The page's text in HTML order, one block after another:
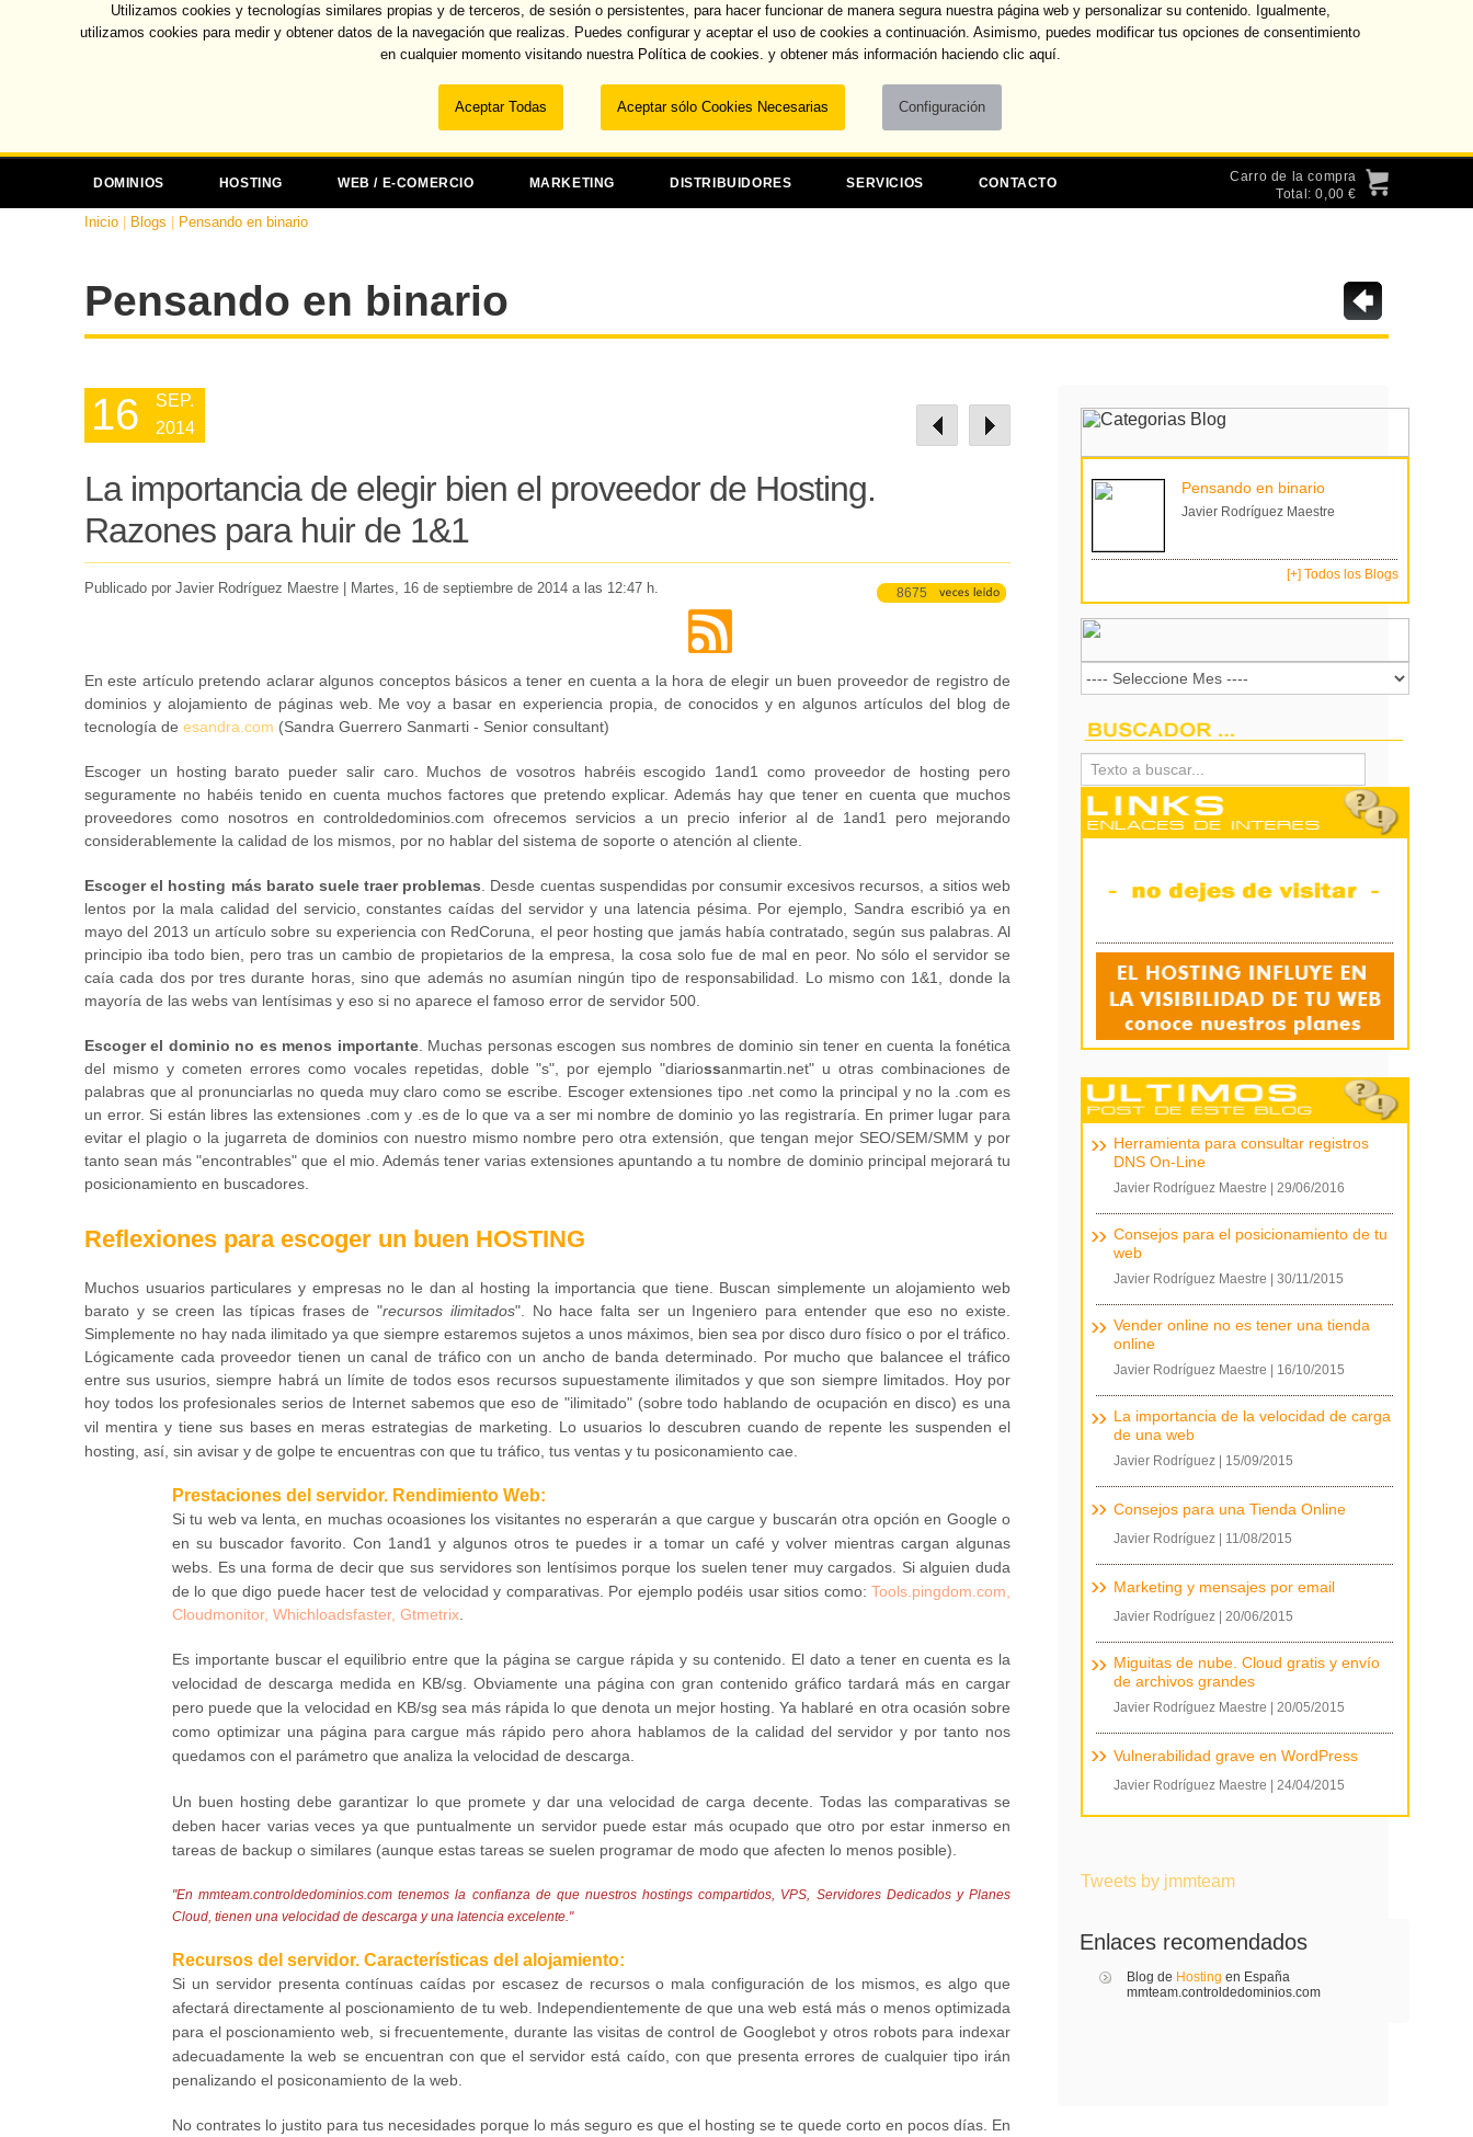
Utilizamos cookies y tecnologías similares propias y de terceros, de sesión o persistentes, para hacer funcionar de manera segura nuestra página web y personalizar su contenido. Igualmente,
utilizamos cookies para medir y obtener datos de la navegación que realizas. Puedes configurar y aceptar el uso de cookies a continuación. Asimismo, puedes modificar tus opciones de consentimiento
en cualquier momento visitando nuestra Política de cookies. y obtener más información haciendo clic aquí.
Recuperar contraseña
DOMINIOS HOSTING WEB / E-COMERCIO MARKETING DISTRIBUIDORES SERVICIOS CONTACTO
Carro de la compra
Total: 0,00 €
Inicio Blogs Pensando en binario
Pensando en binario
16
SEP.
2014
La importancia de elegir bien el proveedor de Hosting.
Razones para huir de 1&1
Publicado por Javier Rodríguez Maestre | Martes, 16 de septiembre de 2014 a las 12:47 h. 8675
En este artículo pretendo aclarar algunos conceptos básicos a tener en cuenta a la hora de elegir un buen proveedor de registro de
dominios y alojamiento de páginas web. Me voy a basar en experiencia propia, de conocidos y en algunos artículos del blog de
tecnología de esandra.com (Sandra Guerrero Sanmarti - Senior consultant)
Escoger un hosting barato pueder salir caro. Muchos de vosotros habréis escogido 1and1 como proveedor de hosting pero
seguramente no habéis tenido en cuenta muchos factores que pretendo explicar. Además hay que tener en cuenta que muchos
proveedores como nosotros en controldedominios.com ofrecemos servicios a un precio inferior al de 1and1 pero mejorando
considerablemente la calidad de los mismos, por no hablar del sistema de soporte o atención al cliente.
Escoger el hosting más barato suele traer problemas . Desde cuentas suspendidas por consumir excesivos recursos, a sitios web
lentos por la mala calidad del servicio, constantes caídas del servidor y una latencia pésima. Por ejemplo, Sandra escribió ya en
mayo del 2013 un artículo sobre su experiencia con RedCoruna, el peor hosting que jamás había contratado, según sus palabras. Al
principio iba todo bien, pero tras un cambio de propietarios de la empresa, la cosa solo fue de mal en peor. No sólo el servidor se
caía cada dos por tres durante horas, sino que además no asumían ningún tipo de responsabilidad. Lo mismo con 1&1, donde la
mayoría de las webs van lentísimas y eso si no aparece el famoso error de servidor 500.
Escoger el dominio no es menos importante. Muchas personas escogen sus nombres de dominio sin tener en cuenta la fonética
del mismo y cometen errores como vocales repetidas, doble "s", por ejemplo "diariossanmartin.net" u otras combinaciones de
palabras que al pronunciarlas no queda muy claro como se escribe. Escoger extensiones tipo .net como la principal y no la .com es
un error. Si están libres las extensiones .com y .es de lo que va a ser mi nombre de dominio yo las registraría. En primer lugar para
evitar el plagio o la jugarreta de dominios con nuestro mismo nombre pero otra extensión, que tengan mejor SEO/SEM/SMM y por
tanto sean más "encontrables" que el mio. Además tener varias extensiones apuntando a tu nombre de dominio principal mejorará tu
posicionamiento en buscadores.
Reflexiones para escoger un buen HOSTING
Muchos usuarios particulares y empresas no le danal hosting la importancia que tiene. Buscan simplemente un alojamiento web
barato y se creen las típicas frases de "recursos ilimitados". No hace falta ser un Ingeniero para entender que eso no existe.
Simplemente no hay nada ilimitado ya que siempre estaremos sujetos a unos máximos, bien sea por disco duro físico o por el tráfico.
Lógicamente cada proveedor tienen un canal de tráfico con un ancho de banda determinado. Por mucho que balancee el tráfico
entre sus usurios, siempre habrá un límite de todos esos recursos supuestamente ilimitados y que son siempre limitados. Hoy por
hoy todos los profesionales serios de Internet sabemos que eso de "ilimitado" (sobre todo hablando de ocupación en disco) es una
vil mentira y tiene sus bases en meras estrategias de marketing. Lo usuarios lo descubren cuando de repente les suspenden el
hosting, así, sin avisar y de golpe te encuentras con que tu tráfico, tus ventas y tu posiconamiento cae.
Prestaciones del servidor. Rendimiento Web:
Si tu web va lenta, en muchas ocoasiones los visitantes no esperarán a que cargue y buscarán otra opción en Google o
en su buscador favorito. Con 1and1 y algunos otros te puedes ir a tomar un café y volver mientras cargan algunas
webs. Es una forma de decir que sus servidores son lentísimos porque los suelen tener muy cargados. Si alguien duda
de lo que digo puede hacer test de velocidad y comparativas. Por ejemplo podéis usar sitios como: Tools.pingdom.com
Cloudmonitor, Whichloadsfaster, Gtmetrix
Es importante buscar el equilibrio entre que la página se cargue rápida y su contenido. El dato a tener en cuenta es la
velocidad de descarga medida en KB/sg. Obviamente una página con gran contenido gráfico tardará más en cargar
pero puede que la velocidad en KB/sg sea más rápida lo que denota un mejor hosting. Ya hablaré en otra ocasión sobre
como optimizar una página para cargue más rápido pero ahora hablamos de la calidad del servidor y por tanto nos
quedamos con el parámetro que analiza la velocidad de descarga.
Un buen hosting debe garantizar lo que promete y dar una velocidad de carga decente. Todas las comparativas se
deben hacer varias veces ya que puntualmente un servidor puede estar más ocupado que otro por estar inmerso en
tareas de backup o similares (aunque estas tareas se suelen programar de modo que afecten lo menos posible).
"En mmteam.controldedominios.com tenemos la confianza de que nuestros hostings compartidos, VPS, Servidores Dedicados y Planes
Cloud, tienen una velocidad de descarga y una latencia excelente."
Recursos del servidor. Características del alojamiento:
Si un servidor presenta contínuas caídas por escasez de recursos o mala configuración de los mismos, es algo que
afectará directamente al poscionamiento de tu web. Independientemente de que una web está más o menos optimizada
para el poscionamiento web, si frecuentemente, durante las visitas de control de Googlebot y otros robots para indexar
adecuadamente la web se encuentran con que el servidor está caído, con que presenta errores de cualquier tipo irán
penalizando el posiconamiento de la web.
No contrates lo justito para tus necesidades porque lo más seguro es que el hosting se te quede corto en pocos días. En
Pensando en binario
Javier Rodríguez Maestre
[+] Todos los Blogs
Herramienta para consultar registros
DNS On-Line
Javier Rodríguez Maestre 29/06/2016
Consejos para el posicionamiento de tu
web
Javier Rodríguez Maestre 30/11/2015
Vender online no es tener una tienda
online
Javier Rodríguez Maestre 16/10/2015
La importancia de la velocidad de carga
de una web
Javier Rodríguez 15/09/2015
Consejos para una Tienda Online
Javier Rodríguez 11/08/2015
Marketing y mensajes por email
Javier Rodríguez 20/06/2015
Miguitas de nube. Cloud gratis y envío
de archivos grandes
Javier Rodríguez Maestre 20/05/2015
Vulnerabilidad grave en WordPress
Javier Rodríguez Maestre 24/04/2015
Tweets by jmmteam
Enlaces recomendados
Blog de Hosting en España
mmteam.controldedominios.com